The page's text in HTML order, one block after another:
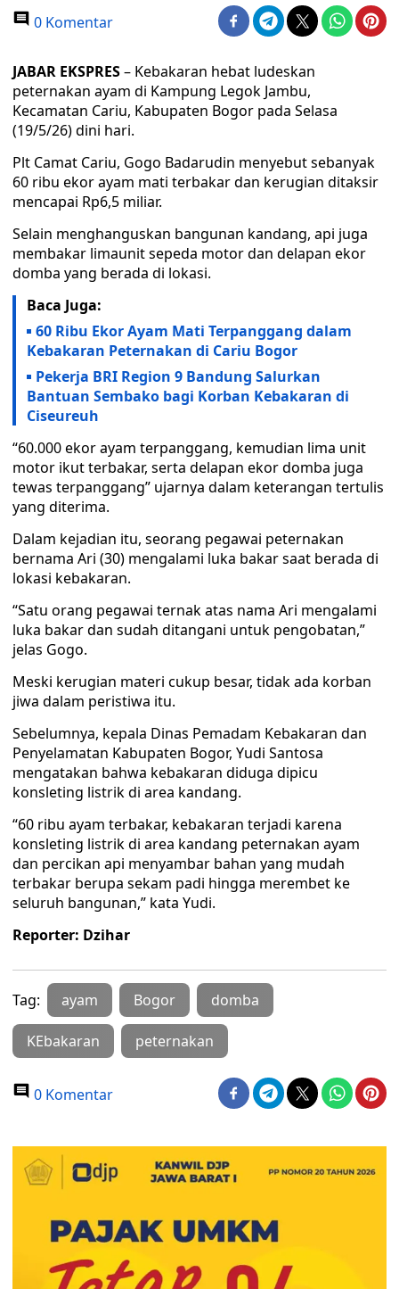
0 Komentar
JABAR EKSPRES– Kebakaran hebat ludeskan
peternakan ayam di Kampung Legok Jambu,
Kecamatan Cariu, Kabupaten Bogor pada Selasa
(19/5/26) dini hari.
Plt Camat Cariu, Gogo Badarudin menyebut sebanyak
60 ribu ekor ayam mati terbakar dan kerugian ditaksir
mencapai Rp6,5 miliar.
Selain menghanguskan bangunan kandang, api juga
membakar limaunit sepeda motor dan delapan ekor
domba yang berada di lokasi.
Baca Juga:
60 Ribu Ekor Ayam Mati Terpanggang dalam
Kebakaran Peternakan di Cariu Bogor
Pekerja BRI Region 9 Bandung Salurkan
Bantuan Sembako bagi Korban Kebakaran di
Ciseureuh
“60.000 ekor ayam terpanggang, kemudian lima unit
motor ikut terbakar, serta delapan ekor domba juga
tewas terpanggang” ujarnya dalam keterangan tertulis
yang diterima.
Dalam kejadian itu, seorang pegawai peternakan
bernama Ari (30) mengalami luka bakar saat berada di
lokasi kebakaran.
“Satu orang pegawai ternak atas nama Ari mengalami
luka bakar dan sudah ditangani untuk pengobatan,”
jelas Gogo.
Meski kerugian materi cukup besar, tidak ada korban
jiwa dalam peristiwa itu.
Sebelumnya, kepala Dinas Pemadam Kebakaran dan
Penyelamatan Kabupaten Bogor, Yudi Santosa
mengatakan bahwa kebakaran diduga dipicu
konsleting listrik di area kandang.
“60 ribu ayam terbakar, kebakaran terjadi karena
konsleting listrik di area kandang peternakan ayam
dan percikan api menyambar bahan yang mudah
terbakar berupa sekam padi hingga merembet ke
seluruh bangunan,” kata Yudi.
Reporter: Dzihar
Tag: ayam Bogor domba
KEbakaran peternakan
0 Komentar